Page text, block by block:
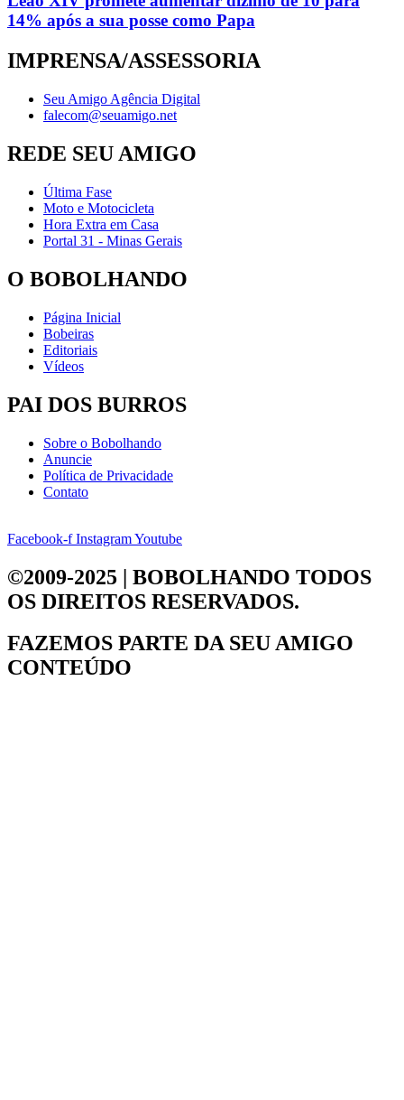
14% após a sua posse como Papa
IMPRENSA/ASSESSORIA
Seu Amigo Agência Digital
falecom@seuamigo.net
REDE SEU AMIGO
Última Fase
Moto e Motocicleta
Hora Extra em Casa
Portal 31 - Minas Gerais
O BOBOLHANDO
Página Inicial
Bobeiras
Editoriais
Vídeos
PAI DOS BURROS
Sobre o Bobolhando
Anuncie
Política de Privacidade
Contato
Facebook-f InstagramYoutube
©2009-2025 | BOBOLHANDO TODOS
OS DIREITOS RESERVADOS.
FAZEMOS PARTE DA SEU AMIGO
CONTEÚDO